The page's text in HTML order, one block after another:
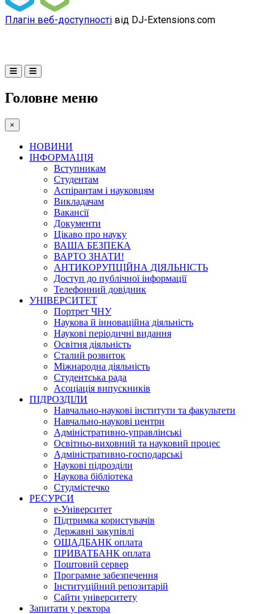
Плагін веб-доступності від DJ-Extensions.com
Головне меню
×
НОВИНИ
ІНФОРМАЦІЯ
Вступникам
Студентам
Аспірантам і науковцям
Викладачам
Вакансії
Документи
Цікаво про науку
ВАША БЕЗПЕКА
ВАРТО ЗНАТИ!
АНТИКОРУПЦІЙНА ДІЯЛЬНІСТЬ
Доступ до публічної інформації
Телефонний довідник
УНІВЕРСИТЕТ
Портрет ЧНУ
Наукова й інноваційна діяльність
Наукові періодичні видання
Освітня діяльність
Сталий розвиток
Міжнародна діяльність
Студентська рада
Асоціація випускників
ПІДРОЗДІЛИ
Навчально-наукові інститути та факультети
Навчально-наукові центри
Адміністративно-управлінські
Освітньо-виховний та науковий процес
Адміністративно-господарські
Наукові підрозділи
Наукова бібліотека
Студмістечко
РЕСУРСИ
е-Університет
Підтримка користувачів
Державні закупівлі
ОЩАДБАНК оплата
ПРИВАТБАНК оплата
Поштовий сервер
Програмне забезпечення
Інституційний репозитарій
Сайти університету
Запитати у ректора